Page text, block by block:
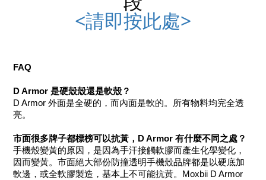
<請即按此處>
FAQ
D Armor 是硬殼殼還是軟殼？
D Armor 外面是全硬的，而內面是軟的。所有物料均完全透
亮。
市面很多牌子都標榜可以抗黃，D Armor 有什麼不同之處？
手機殼變黃的原因，是因為手汗接觸軟膠而產生化學變化，
因而變黃。市面絕大部份防撞透明手機殼品牌都是以硬底加
軟邊，或全軟膠製造，基本上不可能抗黃。Moxbii D Armor